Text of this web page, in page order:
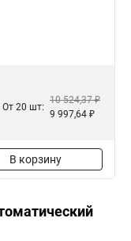
От 20 шт:
10 524,37 ₽
9 997,64 ₽
В корзину